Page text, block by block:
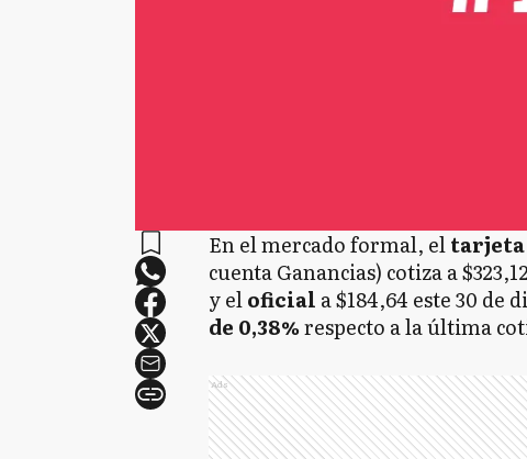
En el mercado formal, el
cuenta Ganancias) cotiza a $323,12
y eloficial a $184,64 este 30 de
de 0,38%respecto a la última
Ads